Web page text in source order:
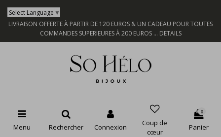
Select Language ▼
LIVRAISON OFFERTE À PARTIR DE 120 EUROS & UN CADEAU POUR TOUTES
COMMANDES SUPERIEURES À 200 EUROS ... DETAILS
Menu Rechercher Connexion
Coup de
cœur
0
Panier